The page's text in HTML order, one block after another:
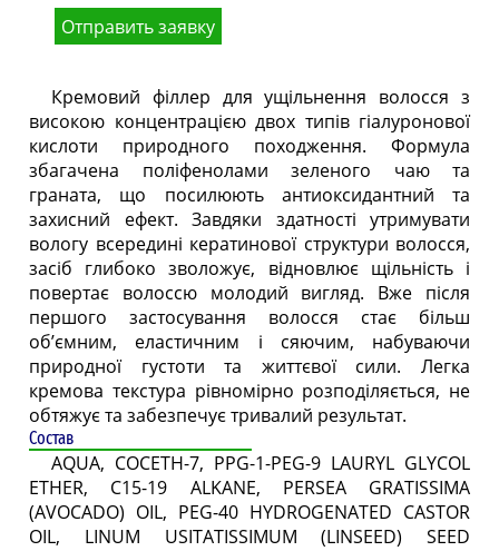
Отправить заявку
Кремовий філлер для ущільнення волосся з
високою концентрацією двох типів гіалуронової
кислоти природного походження. Формула
збагачена поліфенолами зеленого чаю та
граната, що посилюють антиоксидантний та
захисний ефект. Завдяки здатності утримувати
вологу всередині кератинової структури волосся,
засіб глибоко зволожує, відновлює щільність і
повертає волоссю молодий вигляд. Вже після
першого застосування волосся стає більш
об’ємним, еластичним і сяючим, набуваючи
природної густоти та життєвої сили. Легка
кремова текстура рівномірно розподіляється, не
обтяжує та забезпечує тривалий результат.
Состав
AQUA, COCETH-7, PPG-1-PEG-9 LAURYL GLYCOL
ETHER, C15-19 ALKANE, PERSEA GRATISSIMA
(AVOCADO) OIL, PEG-40 HYDROGENATED CASTOR
OIL, LINUM USITATISSIMUM (LINSEED) SEED